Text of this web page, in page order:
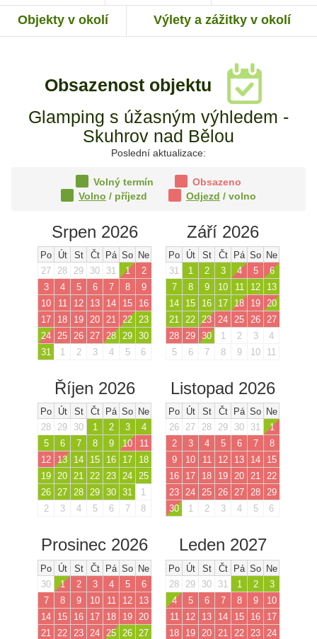
Objekty v okolí Výlety a zážitky v okolí
Obsazenost objektu
Glamping s úžasným výhledem -
Skuhrov nad Bělou
Poslední aktualizace:
Volný termín
Obsazeno
Volno / příjezd Odjezd / volno
Srpen 2026
Po Út St Čt Pá So Ne
27
28 29 30 31 1
2
3
4 5 6 7 8
9
10
11 12 13 14 15
16
17
18 19 20 21 22
23
24
25 26 27 28 29 30
31
1 2 3 4 5 6
Září 2026
Po Út St Čt Pá So Ne
31
1 2 3 4 5
6
7
8 9 10 11 12
13
14
15 16 17 18 19
20
21
22 23 24 25 26
27
28
29 30 1 2 3
4
5
6 7 8 9 10 11
Říjen 2026
Po Út St Čt Pá So Ne
28
29 30 1 2 3
4
5
6 7 8 9 10
11
12
13 14 15 16 17
18
19 20 21 22 23 24 25
26 27 28 29 30 31
1
2
3 4 5 6 7 8
Listopad 2026
Po Út St Čt Pá So Ne
26
27 28 29 30 31
1
2
3 4 5 6 7
8
9
10 11 12 13 14
15
16
17 18 19 20 21 22
23 24 25 26 27 28 29
30
1 2 3 4 5 6
Prosinec 2026
Po Út St Čt Pá So Ne
30
1 2 3 4 5
6
7
8 9 10 11 12
13
14
15 16 17 18 19
20
21
22 23 24 25 26
27
Leden 2027
Po Út St Čt Pá So Ne
28
29 30 31 1 2
3
4
5 6 7 8 9
10
11
12 13 14 15 16
17
18
19 20 21 22 23
24